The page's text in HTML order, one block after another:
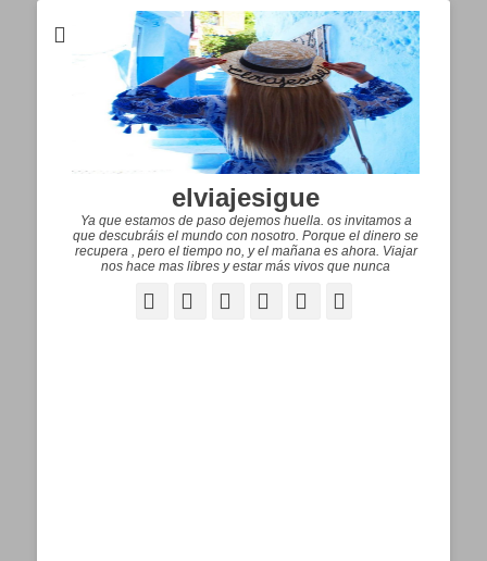
elviajesigue
Ya que estamos de paso dejemos huella. os invitamos a
que descubráis el mundo con nosotro. Porque el dinero se
recupera , pero el tiempo no, y el mañana es ahora. Viajar
nos hace mas libres y estar más vivos que nunca
Facebook
CorreoWordPress
PinterestYouTube